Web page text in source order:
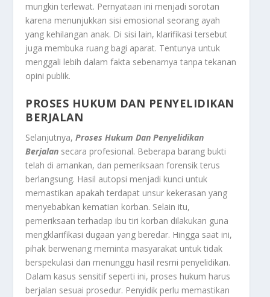
mungkin terlewat. Pernyataan ini menjadi sorotan
karena menunjukkan sisi emosional seorang ayah
yang kehilangan anak. Di sisi lain, klarifikasi tersebut
juga membuka ruang bagi aparat. Tentunya untuk
menggali lebih dalam fakta sebenarnya tanpa tekanan
opini publik.
PROSES HUKUM DAN PENYELIDIKAN
BERJALAN
Selanjutnya,Proses Hukum Dan Penyelidikan
Berjalan secara profesional. Beberapa barang bukti
telah di amankan, dan pemeriksaan forensik terus
berlangsung. Hasil autopsi menjadi kunci untuk
memastikan apakah terdapat unsur kekerasan yang
menyebabkan kematian korban. Selain itu,
pemeriksaan terhadap ibu tiri korban dilakukan guna
mengklarifikasi dugaan yang beredar. Hingga saat ini,
pihak berwenang meminta masyarakat untuk tidak
berspekulasi dan menunggu hasil resmi penyelidikan.
Dalam kasus sensitif seperti ini, proses hukum harus
berjalan sesuai prosedur. Penyidik perlu memastikan